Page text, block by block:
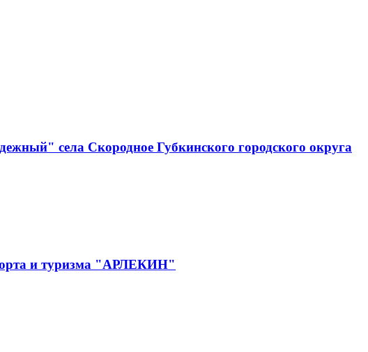
села Скородное Губкинского городского округа
и туризма "АРЛЕКИН"